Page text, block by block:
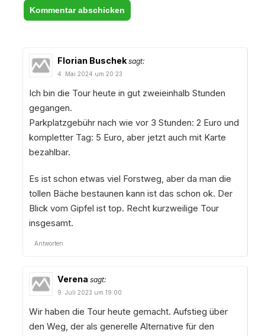
Florian Buschek sagt:
4. Mai 2024 um 20:23
Ich bin die Tour heute in gut zweieinhalb Stunden
gegangen.
Parkplatzgebühr nach wie vor 3 Stunden: 2 Euro und
kompletter Tag: 5 Euro, aber jetzt auch mit Karte
bezahlbar.
Es ist schon etwas viel Forstweg, aber da man die
tollen Bäche bestaunen kann ist das schon ok. Der
Blick vom Gipfel ist top. Recht kurzweilige Tour
insgesamt.
Antworten
Verena sagt:
9. Juli 2023 um 19:00
Wir haben die Tour heute gemacht. Aufstieg über
den Weg, der als generelle Alternative für den